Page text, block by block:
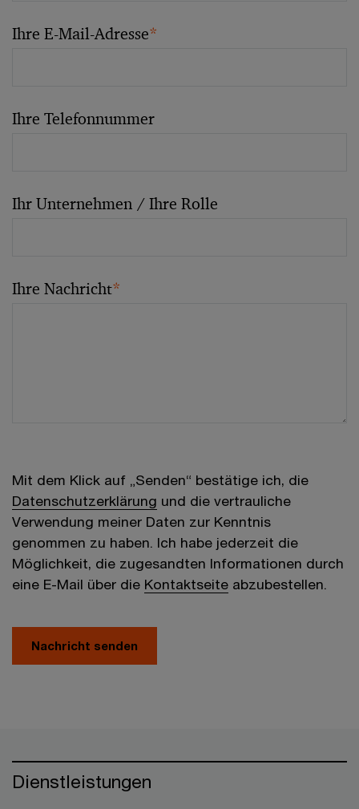
Ihre E-Mail-Adresse*
Ihre Telefonnummer
Ihr Unternehmen / Ihre Rolle
Ihre Nachricht*
Mit dem Klick auf „Senden“ bestätige ich, die
Datenschutzerklärung und die vertrauliche
Verwendung meiner Daten zur Kenntnis
genommen zu haben. Ich habe jederzeit die
Möglichkeit, die zugesandten Informationen durch
eine E-Mail über die Kontaktseite abzubestellen.
Nachricht senden
Dienstleistungen